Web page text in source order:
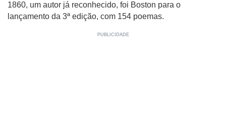
1860, um autor já reconhecido, foi Boston para o
lançamento da 3ª edição, com 154 poemas.